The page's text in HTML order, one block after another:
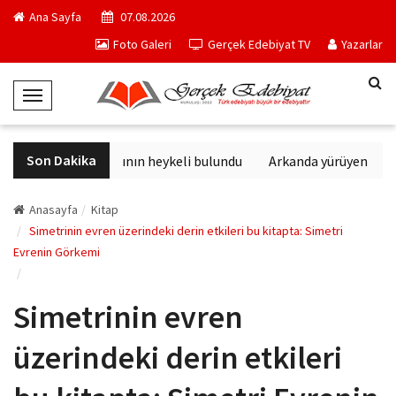
Ana Sayfa
07.08.2026
Foto Galeri
Gerçek Edebiyat TV Yazarlar
T
o
g
g
e
N
a
t
Son Dakika
Sağlık tanrısının heykeli bulundu Arkanda yürüyen M.
Anasayfa
Kitap
Simetrinin evren üzerindeki derin etkileri bu kitapta: Simetri
Evrenin Görkemi
Simetrinin evren
üzerindeki derin etkileri